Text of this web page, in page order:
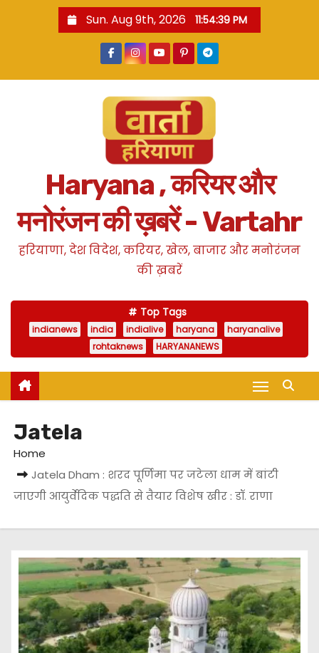
Sun. Aug 9th, 2026 11:54:39 PM
Haryana , करियर और
मनोरंजन की ख़बरें - Vartahr
हरियाणा, देश विदेश, करियर, खेल, बाजार और मनोरंजन
की ख़बरें
Top Tags
indianews india indialive haryana
haryanalive
rohtaknews
HARYANANEWS
Jatela
Home
Jatela Dham : शरद पूर्णिमा पर जटेला धाम में बांटी
जाएगी आयुर्वेदिक पद्धति से तैयार विशेष खीर : डॉ. राणा